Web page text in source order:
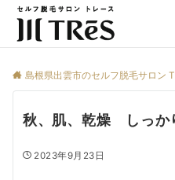
島根県出雲市のセルフ脱毛サロン
秋、肌、乾燥 しっか
2023年9月23日